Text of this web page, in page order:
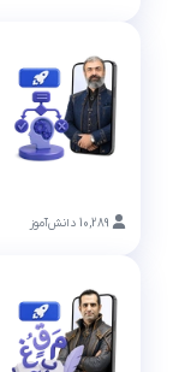
10,289 دانش‌آموز